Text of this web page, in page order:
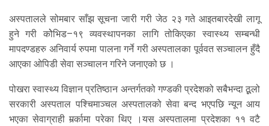
अस्पतालले सोमबार साँझ सूचना जारी गरी जेठ २३ गते आइतबारदेखी लागू
हुने गरी कोेभिड–१९ व्यवस्थापनका लागि तोकिएका स्वास्थ्य सम्बन्धी
मापदण्डहरु अनिवार्य रुपमा पालना गर्ने गरी अस्पतालका पूर्ववत सञ्चालन हुँदै
आएका ओपिडी सेवा सञ्चालन गरिने जनाएको छ ।
पोखरा स्वास्थ्य विज्ञान प्रतिष्ठान अन्तर्गतको गण्डकी प्रदेशको सबैभन्दा ठूूलो
सरकारी अस्पताल पश्चिमाञ्चल अस्पतालको सेवा बन्द भएपछि न्यून आय
भएका सेवाग्राही मर्र्कामा परेका थिए ।यस अस्पतालमा प्रदेशका ११ वटै